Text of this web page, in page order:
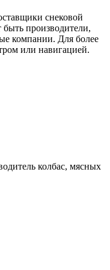
снековой
производители,
компании. Для более
или навигацией.
колбас, мясных